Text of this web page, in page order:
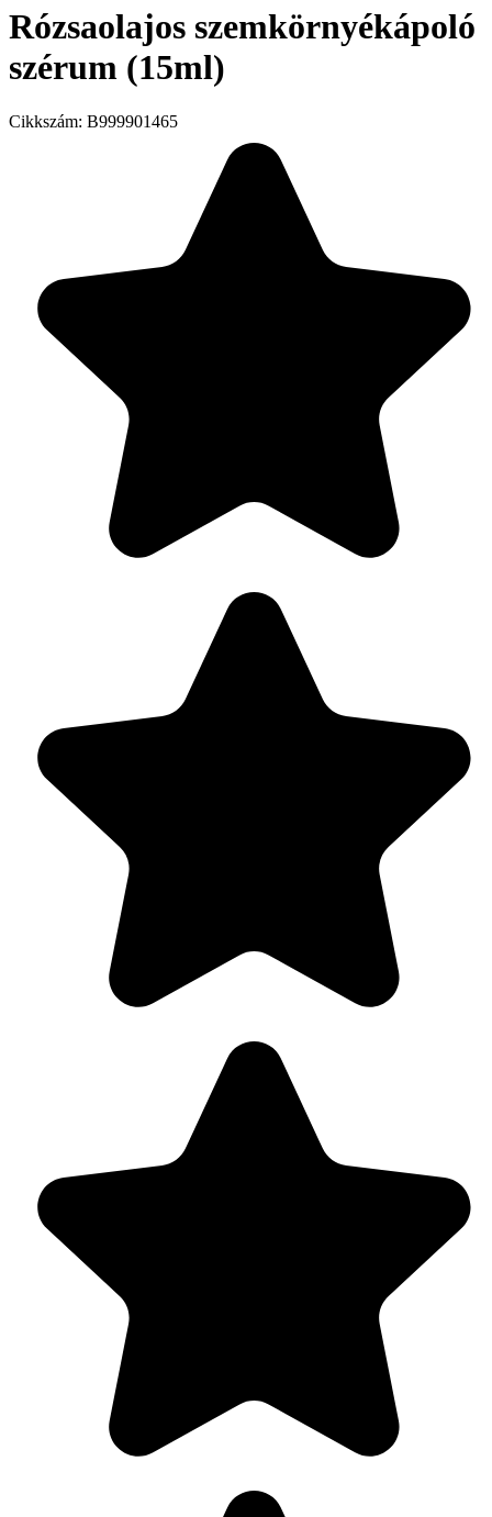
Rózsaolajos szemkörnyékápoló
szérum (15ml)
Cikkszám: B999901465